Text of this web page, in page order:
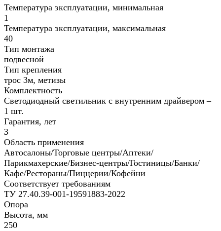
Температура эксплуатации, минимальная
1
Температура эксплуатации, максимальная
40
Тип монтажа
подвесной
Тип крепления
трос 3м, метизы
Комплектность
Светодиодный светильник с внутренним драйвером –
1 шт.
Гарантия, лет
3
Область применения
Автосалоны/Торговые центры/Аптеки/
Парикмахерские/Бизнес-центры/Гостиницы/Банки/
Кафе/Рестораны/Пиццерии/Кофейни
Соответствует требованиям
ТУ 27.40.39-001-19591883-2022
Опора
Высота, мм
250